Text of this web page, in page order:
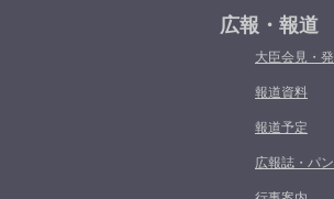
広報・報道
大臣会見・
報道資料
報道予定
広報誌・パ